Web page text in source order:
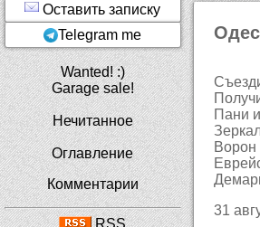
Пани
Ворон
31
Оставить записку
Telegram me
Wanted! :)
Garage sale!
Нечитанное
Оглавление
Комментарии
RSS